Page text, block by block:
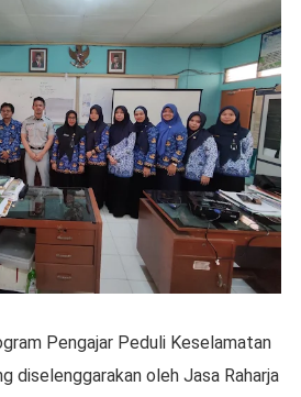
Pengajar Peduli Keselamatan
diselenggarakan oleh Jasa Raharja